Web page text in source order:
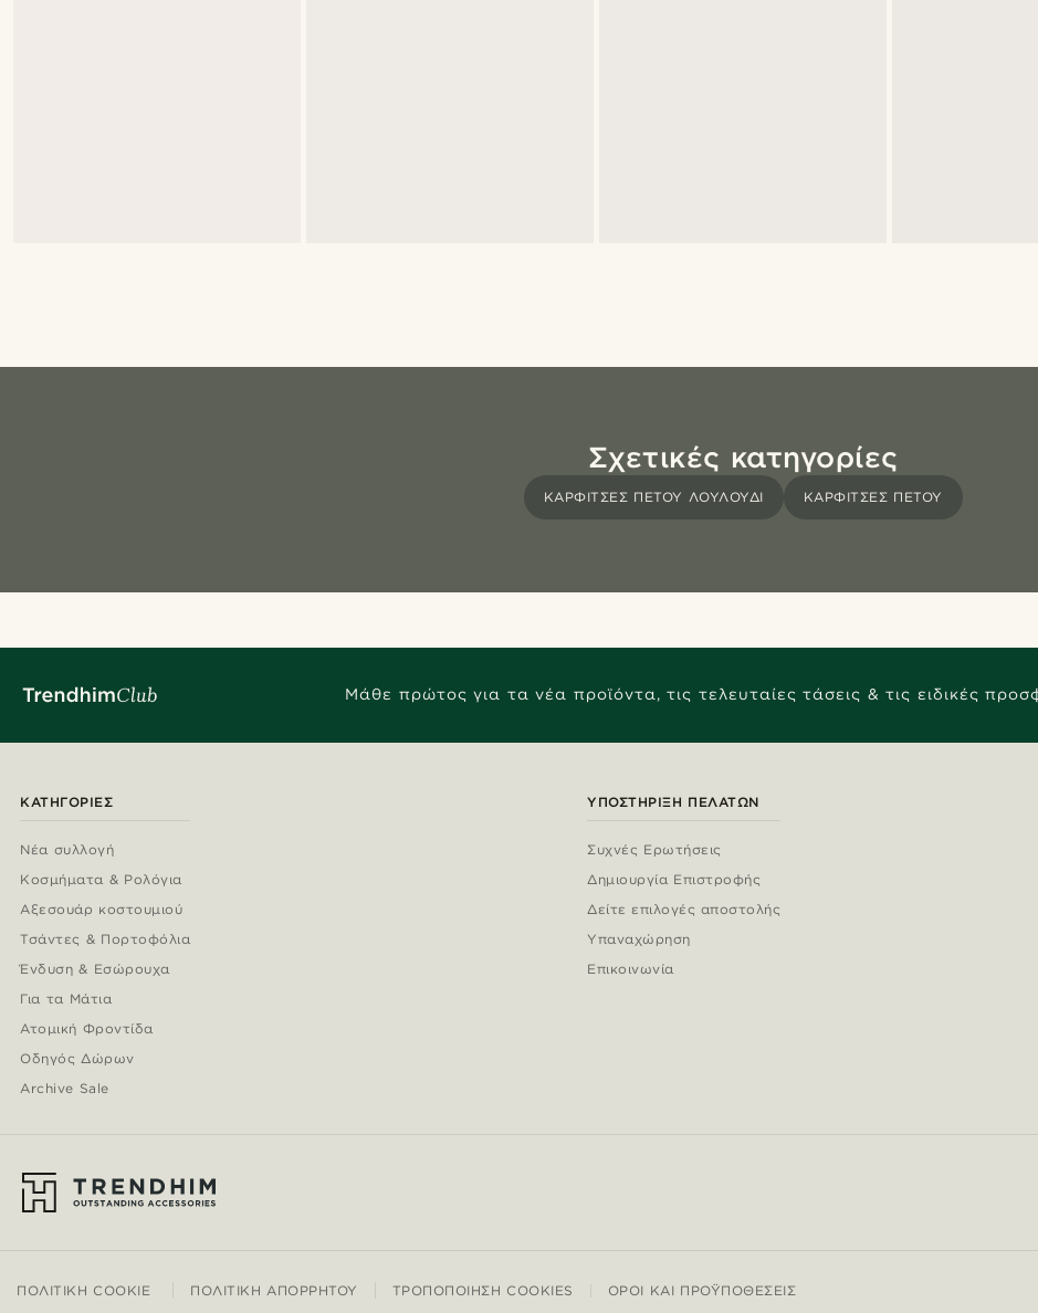
Σχετικές κατηγορίες
ΚΑΡΦΊΤΣΕΣ ΠΈΤΟΥ ΛΟΥΛΟΎΔΙ ΚΑΡΦΊΤΣΕΣ ΠΈΤΟΥ
Μάθε πρώτος για τα νέα προϊόντα, τις τελευταίες τάσεις & τις ειδικές
ΚΑΤΗΓΟΡΊΕΣ
Νέα συλλογή
Κοσμήματα & Ρολόγια
Αξεσουάρ κοστουμιού
Τσάντες & Πορτοφόλια
Ένδυση & Εσώρουχα
Για τα Μάτια
Ατομική Φροντίδα
Οδηγός Δώρων
Archive Sale
ΥΠΟΣΤΉΡΙΞΗ ΠΕΛΑΤΏΝ
Συχνές Ερωτήσεις
Δημιουργία Επιστροφής
Δείτε επιλογές αποστολής
Υπαναχώρηση
Επικοινωνία
ΠΟΛΙΤΙΚΉ COOKIE ΠΟΛΙΤΙΚΉ ΑΠΟΡΡΉΤΟΥ ΤΡΟΠΟΠΟΊΗΣΗ COOKIES ΌΡΟΙ ΚΑΙ ΠΡΟΫΠΟΘΈΣΕΙΣ